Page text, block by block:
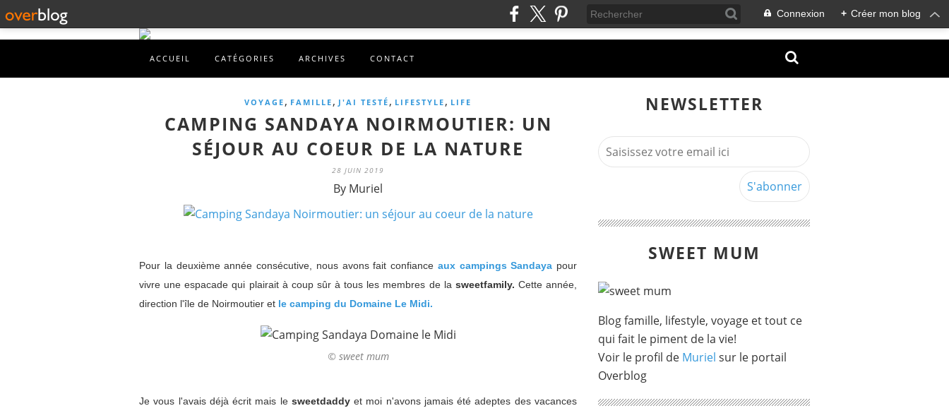
Connexion + Créer mon blog
ACCUEIL CATÉGORIES ARCHIVES CONTACT
VOYAGE , FAMILLE , J'AI TESTÉ , LIFESTYLE , LIFE
CAMPING SANDAYA NOIRMOUTIER: UN
SÉJOUR AU COEUR DE LA NATURE
28 JUIN 2019
By Muriel
Pour la deuxième année consécutive, nous avons fait confiance aux campings Sandaya pour
vivre une espacade qui plairait à coup sûr à tous les membres de la sweetfamily. Cette année,
direction l'île de Noirmoutier et le camping du Domaine Le Midi.
© sweet mum
Je vous l'avais déjà écrit mais le sweetdaddyet moi n'avons jamais été adeptes des vacances
NEWSLETTER
SWEET MUM
Blog famille, lifestyle, voyage et tout ce
qui fait le piment de la vie!
Voir le profil de Muriel sur le portail
Overblog